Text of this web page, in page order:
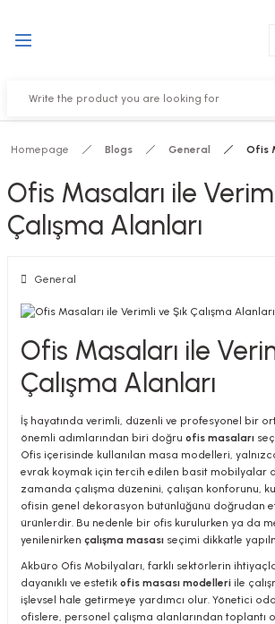
Sets Without Seats
Office Furniture Sets
Products
Chairs
Set
Sofas
Parts
Homepage Blogs General Ofis
Ofis Masaları ile
Çalışma Alanları
General
Ofis Masaları ile
Çalışma Alanları
İş hayatında verimli, düzenli ve profesyonel bir
önemli adımlarından biri doğru ofis masaları
Ofis içerisinde kullanılan masa modelleri,
evrak koymak için tercih edilen basit mobilyalar
zamanda çalışma düzenini, çalışan konforunu,
ofisin genel dekorasyon bütünlüğünü doğrudan
ürünlerdir. Bu nedenle bir ofis kurulurken ya da
yenilenirken çalışma masası seçimi dikkatle
Akbüro Ofis Mobilyaları, farklı sektörlerin
dayanıklı ve estetik ofis masası modelleri ile
işlevsel hale getirmeye yardımcı olur. Yönetici
ofislere, personel çalışma alanlarından toplantı